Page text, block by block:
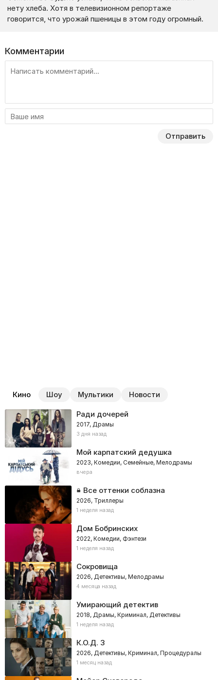
нету хлеба. Хотя в телевизионном репортаже
говорится, что урожай пшеницы в этом году огромный.
Комментарии
Отправить
Кино Шоу Мультики Новости
Ради дочерей
2017, Драмы
3 дня назад
Мой карпатский дедушка
2023, Комедии, Семейные, Мелодрамы
вчера
Все оттенки соблазна
2026, Триллеры
1 неделя назад
Дом Бобринских
2022, Комедии, Фэнтези
1 неделя назад
Сокровища
2026, Детективы, Мелодрамы
4 месяца назад
Умирающий детектив
2018, Драмы, Криминал, Детективы
1 неделя назад
К.О.Д. 3
2026, Детективы, Криминал, Процедуралы
1 месяц назад